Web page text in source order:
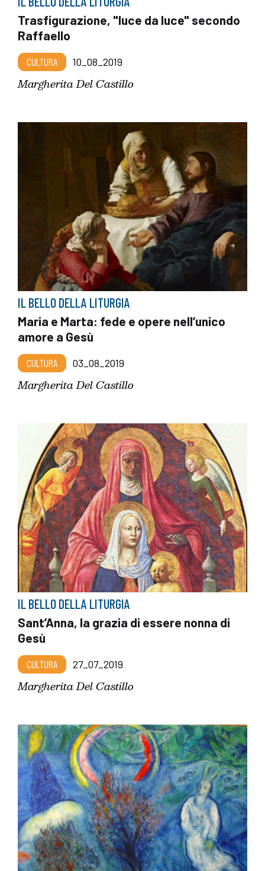
Trasfigurazione, "luce da luce" secondo
Raffaello
CULTURA 10_08_2019
Margherita Del Castillo
IL BELLO DELLA LITURGIA
Maria e Marta: fede e opere nell’unico
amore a Gesù
CULTURA 03_08_2019
Margherita Del Castillo
IL BELLO DELLA LITURGIA
Sant’Anna, la grazia di essere nonna di
Gesù
CULTURA 27_07_2019
Margherita Del Castillo